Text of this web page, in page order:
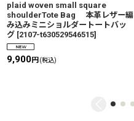
plaid woven small square
shoulderTote Bag 本革レザー編
み込みミニショルダートートバッ
グ [2107-t630529546515]
9,900円 (税込)